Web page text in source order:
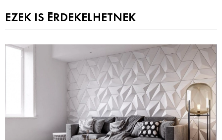
EZEK IS ÉRDEKELHETNEK